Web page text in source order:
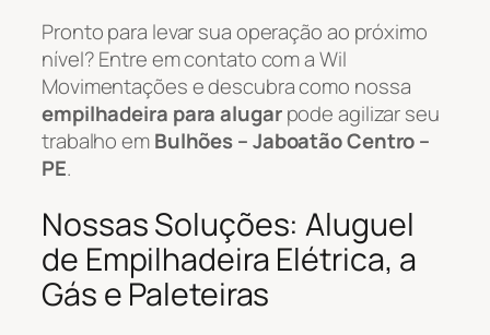
Pronto para levar sua operação ao próximo
nível? Entre em contato com a Wil
Movimentações e descubra como nossa
empilhadeira para alugarpode agilizar seu
trabalho emBulhões – Jaboatão Centro –
PE.
Nossas Soluções: Aluguel
de Empilhadeira Elétrica, a
Gás e Paleteiras